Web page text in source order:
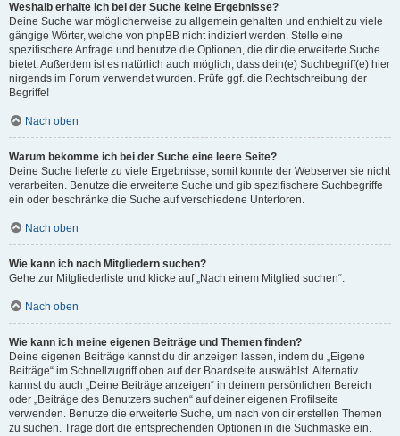
Weshalb erhalte ich bei der Suche keine Ergebnisse?
Deine Suche war möglicherweise zu allgemein gehalten und enthielt zu viele
gängige Wörter, welche von phpBB nicht indiziert werden. Stelle eine
spezifischere Anfrage und benutze die Optionen, die dir die erweiterte Suche
bietet. Außerdem ist es natürlich auch möglich, dass dein(e) Suchbegriff(e) hier
nirgends im Forum verwendet wurden. Prüfe ggf. die Rechtschreibung der
Begriffe!
Nach oben
Warum bekomme ich bei der Suche eine leere Seite?
Deine Suche lieferte zu viele Ergebnisse, somit konnte der Webserver sie nicht
verarbeiten. Benutze die erweiterte Suche und gib spezifischere Suchbegriffe
ein oder beschränke die Suche auf verschiedene Unterforen.
Nach oben
Wie kann ich nach Mitgliedern suchen?
Gehe zur Mitgliederliste und klicke auf „Nach einem Mitglied suchen“.
Nach oben
Wie kann ich meine eigenen Beiträge und Themen finden?
Deine eigenen Beiträge kannst du dir anzeigen lassen, indem du „Eigene
Beiträge“ im Schnellzugriff oben auf der Boardseite auswählst. Alternativ
kannst du auch „Deine Beiträge anzeigen“ in deinem persönlichen Bereich
oder „Beiträge des Benutzers suchen“ auf deiner eigenen Profilseite
verwenden. Benutze die erweiterte Suche, um nach von dir erstellen Themen
zu suchen. Trage dort die entsprechenden Optionen in die Suchmaske ein.